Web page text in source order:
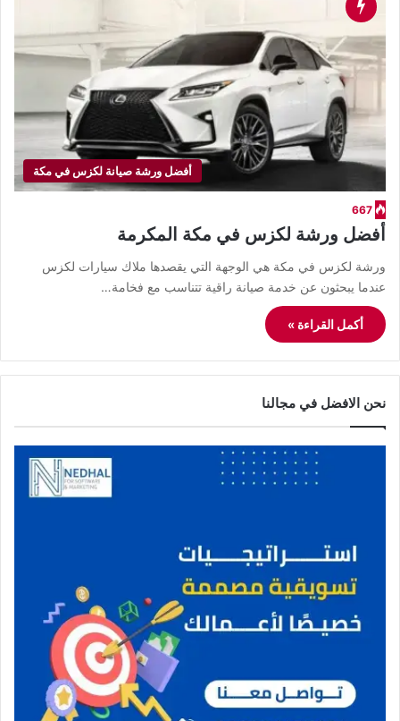
أفضل ورشة صيانة لكزس في مكة
667
أفضل ورشة لكزس في مكة المكرمة
ورشة لكزس في مكة هي الوجهة التي يقصدها ملاك سيارات لكزس
عندما يبحثون عن خدمة صيانة راقية تتناسب مع فخامة…
أكمل القراءة »
نحن الافضل في مجالنا